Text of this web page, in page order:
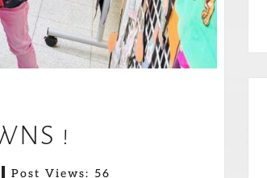
!
Post Views: 56